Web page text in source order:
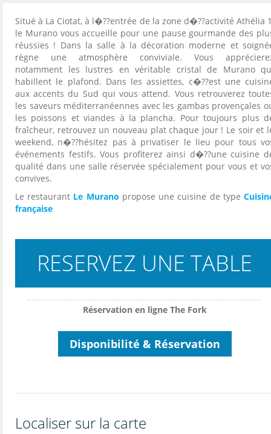
Situé à La Ciotat, à l�??entrée de la zone d�??activité Athélia
le Murano vous accueille pour une pause gourmande des
réussies ! Dans la salle à la décoration moderne et
règne une atmosphère conviviale. Vous
notamment les lustres en véritable cristal de Murano
habillent le plafond. Dans les assiettes, c�??est une
aux accents du Sud qui vous attend. Vous retrouverez
les saveurs méditerranéennes avec les gambas provençales
les poissons et viandes à la plancha. Pour toujours plus
fraîcheur, retrouvez un nouveau plat chaque jour ! Le soir et
weekend, n�??hésitez pas à privatiser le lieu pour tous
événements festifs. Vous profiterez ainsi d�??une cuisine
qualité dans une salle réservée spécialement pour vous et
convives.
Le restaurant Le Murano propose une cuisine de type
française
RESERVEZ UNE TABLE
Réservation en ligne The Fork
Disponibilité & Réservation
Localiser sur la carte